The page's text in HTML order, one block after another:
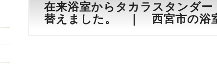
在来浴室からタカラスタンダ
替えました。 ｜ 西宮市の浴